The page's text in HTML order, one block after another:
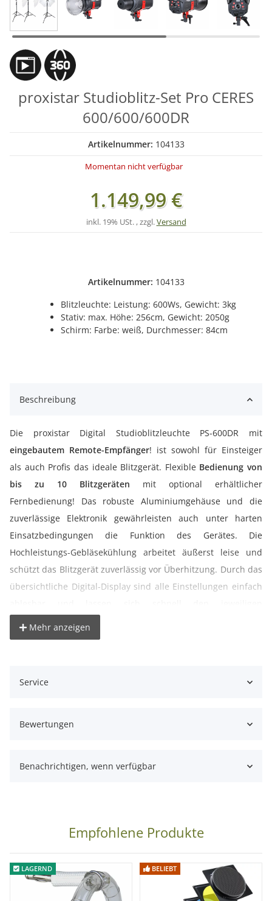
Artikelnummer: 104133
Blitzleuchte: Leistung: 600Ws, Gewicht: 3kg
Stativ: max. Höhe: 256cm, Gewicht: 2050g
Schirm: Farbe: weiß, Durchmesser: 84cm
proxistar Studioblitz-Set Pro CERES
600/600/600DR
Artikelnummer: 104133
Momentan nicht verfügbar
1.149,99 €
inkl. 19% USt. , zzgl.Versand
Beschreibung
Die proxistar Digital Studioblitzleuchte PS-600DR mit
eingebautem Remote-Empfänger! ist sowohl für Einsteiger
als auch Profis das ideale Blitzgerät. Flexible Bedienung von
bis zu 10 Blitzgeräten mit optional erhältlicher
Fernbedienung! Das robuste Aluminiumgehäuse und die
zuverlässige Elektronik gewährleisten auch unter harten
Einsatzbedingungen die Funktion des Gerätes. Die
Hochleistungs-Gebläsekühlung arbeitet äußerst leise und
schützt das Blitzgerät zuverlässig vor Überhitzung. Durch das
übersichtliche Digital-Display sind alle Einstellungen einfach
stufenlos und proportional regelbar. Der Blitz kann z.B. durch
erhältliche Funkfernbedienung(Artnr. 104005) mit der die
werden. Das Akustiksignal und die Fotozelle können
diffuses Licht. Das Studioset beinhaltet weiterhin drei
Stativhöhe beträgt 256 cm. Die Durchlichtschirme verleihen
Ihrem Motiv eine gleichmäßige und weiche Ausleuchtung.
Tipp: Bestellen Sie gleich die optional erhältliche
Fernbedienung mit! Sämtliche Blitzeinstellungen lassen sich
Mehr anzeigen
Service
Bewertungen
Benachrichtigen, wenn verfügbar
Empfohlene Produkte
LAGERND BELIEBT